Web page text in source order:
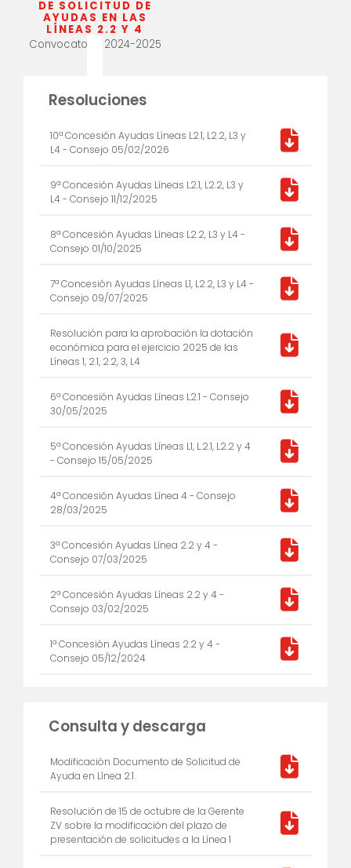
DE SOLICITUD DE
AYUDAS EN LAS
LÍNEAS 2.2 Y 4
Convocatoria 2024-2025
Resoluciones
10ª Concesión Ayudas Líneas L2.1, L2.2, L3 y
L4 - Consejo 05/02/2026
9ª Concesión Ayudas Líneas L2.1, L2.2, L3 y
L4 - Consejo 11/12/2025
8ª Concesión Ayudas Líneas L2.2, L3 y L4 -
Consejo 01/10/2025
7ª Concesión Ayudas Líneas L1, L2.2, L3 y L4 -
Consejo 09/07/2025
Resolución para la aprobación la dotación
económica para el ejercicio 2025 de las
Líneas 1, 2.1, 2.2, 3, L4
6ª Concesión Ayudas Líneas L2.1 - Consejo
30/05/2025
5ª Concesión Ayudas Líneas L1, L.2.1, L2.2 y 4
- Consejo 15/05/2025
4ª Concesión Ayudas Línea 4 - Consejo
28/03/2025
3ª Concesión Ayudas Línea 2.2 y 4 -
Consejo 07/03/2025
2ª Concesión Ayudas Líneas 2.2 y 4 -
Consejo 03/02/2025
1ª Concesión Ayudas Líneas 2.2 y 4 -
Consejo 05/12/2024
Consulta y descarga
Modificación Documento de Solicitud de
Ayuda en Línea 2.1.
Resolución de 15 de octubre de la Gerente
ZV sobre la modificación del plazo de
presentación de solicitudes a la Línea 1